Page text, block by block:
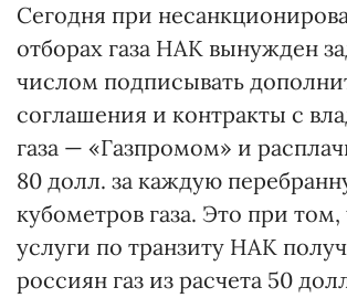
Сегодня при
отборах газа НАК вынужден
числом подписывать
соглашения и контракты с
газа — «Газпромом» и
80 долл. за каждую
кубометров газа. Это при том,
услуги по транзиту НАК
россиян газ из расчета 50